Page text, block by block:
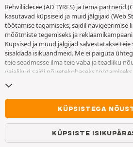
Rehviliider.ee (AD TYRES) ja tema partnerid
kasutavad küpsiseid ja muid jälgijaid (Web
töötamise tagamiseks, saidil navigeerimise
mõõtmiste tegemiseks ja
Küpsised ja muud jälgijad salvestatakse teie
sisaldada isikuandmeid. Me ei paiguta
teie seadmesse ilma teie vaba ja teadliku
vajalikud saidi nõuetekohaseks
muude jälgijate lehele
nõusolekut küpsiste ja muude jälgijate teie
Keeldumine ei takista juurdepääsu
saamiseks vaadakeküpsiste ja muude
KÜPSISTEGA
KÜPSISTE